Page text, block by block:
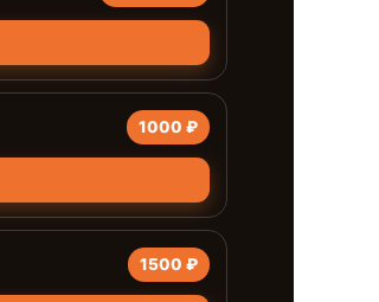
1000 ₽
1500 ₽